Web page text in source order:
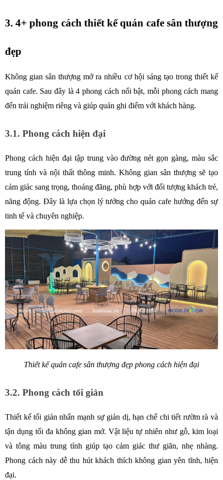
3. 4+ phong cách thiết kế quán cafe sân thượng
đẹp
Không gian sân thượng mở ra nhiều cơ hội sáng tạo trong thiết kế
quán cafe. Sau đây là 4 phong cách nổi bật, mỗi phong cách mang
đến trải nghiệm riêng và giúp quán ghi điểm với khách hàng.
3.1. Phong cách hiện đại
Phong cách hiện đại tập trung vào đường nét gọn gàng, màu sắc
trung tính và nội thất thông minh. Không gian sân thượng sẽ tạo
cảm giác sang trọng, thoáng đãng, phù hợp với đối tượng khách trẻ,
năng động. Đây là lựa chọn lý tưởng cho quán cafe hướng đến sự
tinh tế và chuyên nghiệp.
Thiết kế quán cafe sân thượng đẹp phong cách hiện đại
3.2. Phong cách tối giản
Thiết kế tối giản nhấn mạnh sự giản dị, hạn chế chi tiết rườm rà và
tận dụng tối đa không gian mở. Vật liệu tự nhiên như gỗ, kim loại
và tông màu trung tính giúp tạo cảm giác thư giãn, nhẹ nhàng.
Phong cách này dễ thu hút khách thích không gian yên tĩnh, hiện
đại.